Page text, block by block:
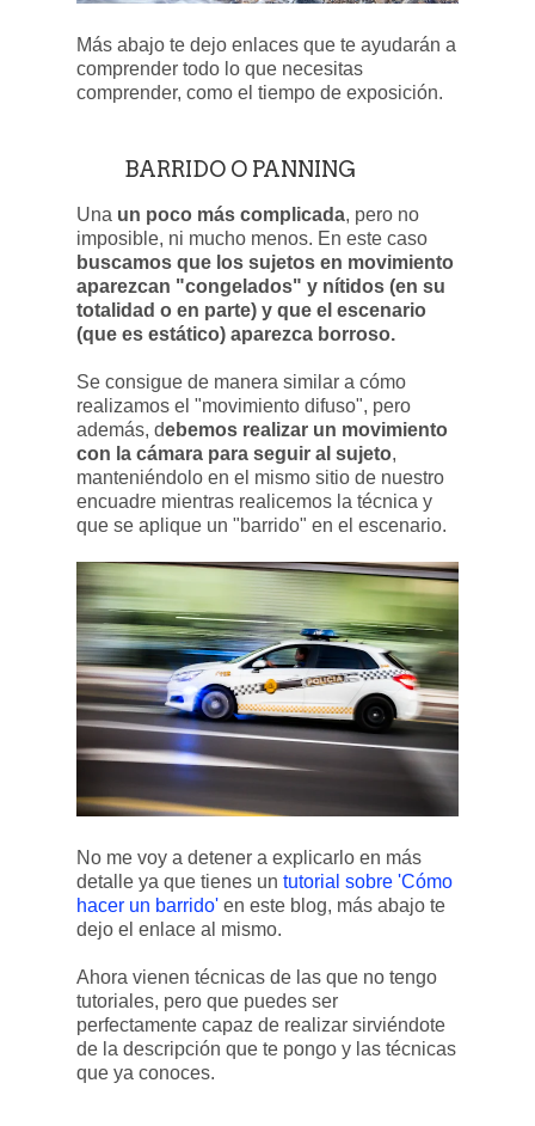
Más abajo te dejo enlaces que te ayudarán a
comprender todo lo que necesitas
comprender, como el tiempo de exposición.
BARRIDO O PANNING
Una un poco más complicada, pero no
imposible, ni mucho menos. En este caso
buscamos que los sujetos en movimiento
aparezcan "congelados" y nítidos (en su
totalidad o en parte) y que el escenario
(que es estático) aparezca borroso.
Se consigue de manera similar a cómo
realizamos el "movimiento difuso", pero
además, debemos realizar un movimiento
con la cámara para seguir al sujeto,
manteniéndolo en el mismo sitio de nuestro
encuadre mientras realicemos la técnica y
que se aplique un "barrido" en el escenario.
No me voy a detener a explicarlo en más
detalle ya que tienes un tutorial sobre 'Cómo
hacer un barrido' en este blog, más abajo te
dejo el enlace al mismo.
Ahora vienen técnicas de las que no tengo
tutoriales, pero que puedes ser
perfectamente capaz de realizar sirviéndote
de la descripción que te pongo y las técnicas
que ya conoces.